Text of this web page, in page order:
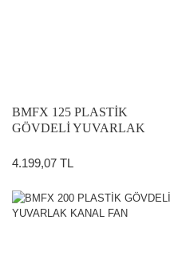
BMFX 125 PLASTİK
GÖVDELİ YUVARLAK
4.199,07 TL